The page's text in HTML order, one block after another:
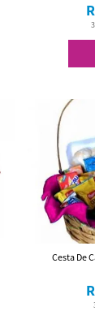
Cesta De